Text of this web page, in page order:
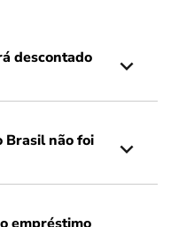
descontado
Brasil não foi